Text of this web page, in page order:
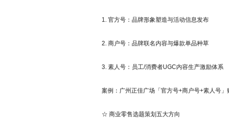
1. 官方号：品牌形象塑造与活动信息发布
2. 商户号：品牌联名内容与爆款单品种草
3. 素人号：员工/消费者UGC内容生产激励体系
案例：广州正佳广场「官方号+商户号+素人号」
☆ 商业零售选题策划五大方向